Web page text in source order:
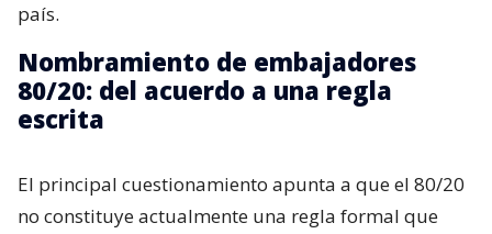
país.
Nombramiento de embajadores
80/20: del acuerdo a una regla
escrita
El principal cuestionamiento apunta a que el 80/20
no constituye actualmente una regla formal que